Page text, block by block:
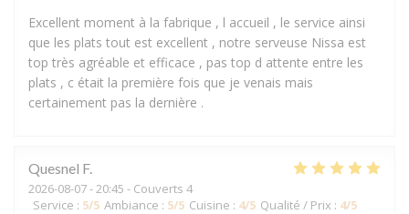
Excellent moment à la fabrique , l accueil , le service ainsi
que les plats tout est excellent , notre serveuse Nissa est
top très agréable et efficace , pas top d attente entre les
plats , c était la première fois que je venais mais
certainement pas la dernière .
Quesnel F
2026-08-07- 20:45 - Couverts 4
Service : 5/5 Ambiance : 5/5 Cuisine : 4/5 Qualité / Prix : 4/5